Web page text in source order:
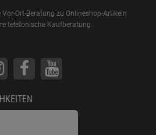
Ort-Beratung zu Onlineshop-Artikeln
telefonische Kaufberatung.